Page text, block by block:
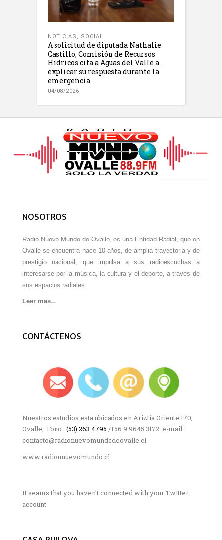
NOTICIAS , SOCIAL
A solicitud de diputada Nathalie
Castillo, Comisión de Recursos
Hídricos cita a Aguas del Valle a
explicar su respuesta durante la
emergencia
04/08/2026
NOSOTROS
Radio Nuevo Mundo de Ovalle, es una Entidad Radial, que en
Ovalle se encuentra hace 10 años, de amplia trayectoria y de
prestigio nacional, que impulsa a sus radioescuchas a
interesarse por la música, la cultura y el deporte, a través de
sus espacios radiales.
Leer mas…
CONTÁCTENOS
Nuestros estudios esta ubicados en Ariztía Oriente 170,
Ovalle, Fono : (53) 263 4795 /+56 9 9645 3172 e-mail :
contacto@radionuevomundodeovalle.cl
www.radionnuevomundo.cl
It seams that you haven't connected with your Twitter
account